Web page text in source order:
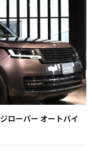
ーバー オートバイ